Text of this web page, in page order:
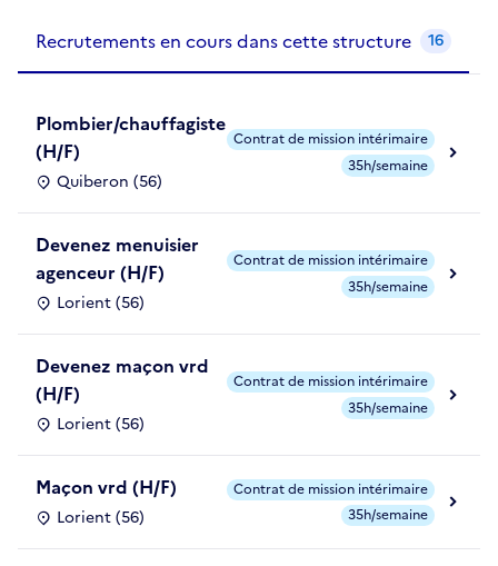
Recrutements en cours dans cette structure 16
Plombier/chauffagiste
(H/F)
Quiberon (56)
Contrat de mission intérimaire
35h/semaine
Devenez menuisier
agenceur (H/F)
Lorient (56)
Contrat de mission intérimaire
35h/semaine
Devenez maçon vrd
(H/F)
Lorient (56)
Contrat de mission intérimaire
35h/semaine
Maçon vrd (H/F)
Lorient (56)
Contrat de mission intérimaire
35h/semaine